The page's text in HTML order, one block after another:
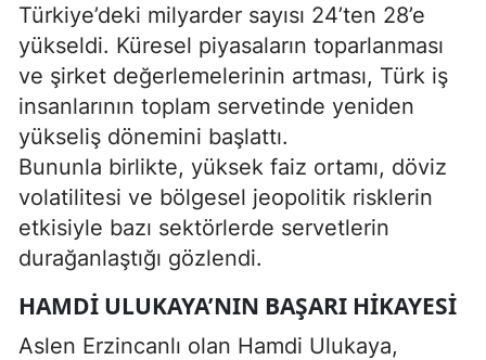
Türkiye’deki milyarder sayısı 24’ten 28’e
yükseldi. Küresel piyasaların toparlanması
ve şirket değerlemelerinin artması, Türk iş
insanlarının toplam servetinde yeniden
yükseliş dönemini başlattı.
Bununla birlikte, yüksek faiz ortamı, döviz
volatilitesi ve bölgesel jeopolitik risklerin
etkisiyle bazı sektörlerde servetlerin
durağanlaştığı gözlendi.
HAMDI ULUKAYA’NIN BAŞARI HIKAYESI
Aslen Erzincanlı olan Hamdi Ulukaya,